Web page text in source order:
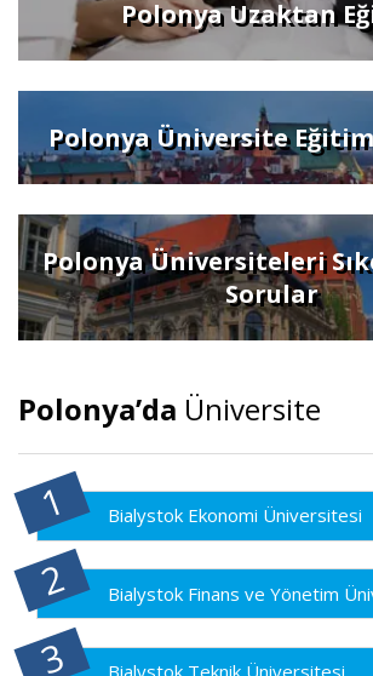
Polonya Uzaktan
Polonya Üniversite
Polonya Üniversiteleri
Sorular
Polonya’da Üniversite
Bialystok Ekonomi Üniversitesi
Bialystok Finans ve Yönetim